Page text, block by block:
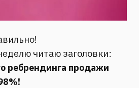
читаю заголовки:
ребрендинга продажи